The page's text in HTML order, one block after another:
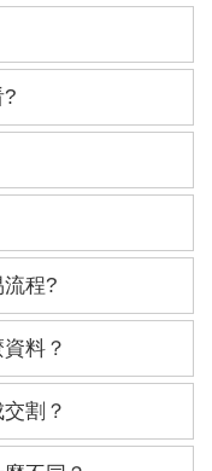
?
程?
料？
割？